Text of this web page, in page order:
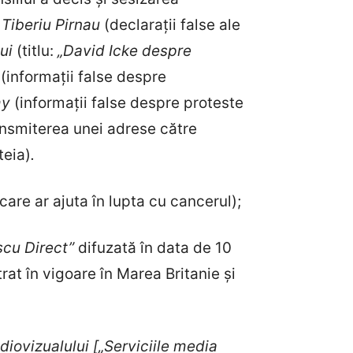
Tiberiu Pirnau (declarații false ale
(titlu: „David Icke despre
(informații false despre
(informații false despre proteste
unei adrese către
.
ar ajuta în lupta cu cancerul);
Direct”difuzată în data de 10
în vigoare în Marea Britanie și
[„Serviciile media